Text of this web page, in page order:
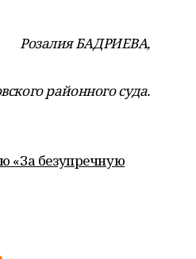
Розалия БАДРИЕВА,
районного суда.
«За безупречную